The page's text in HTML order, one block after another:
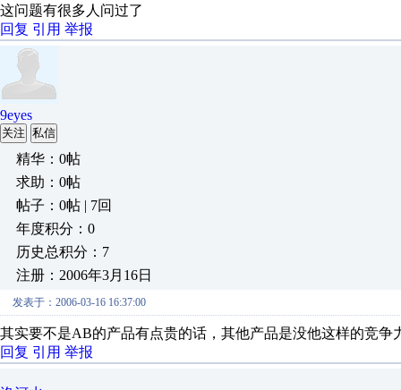
这问题有很多人问过了
回复 引用 举报
9eyes
关注 私信
精华：0帖
求助：0帖
帖子：0帖 | 7回
年度积分：0
历史总积分：7
注册：2006年3月16日
发表于：2006-03-16 16:37:00
其实要不是AB的产品有点贵的话，其他产品是没他这样的竞争
回复 引用 举报